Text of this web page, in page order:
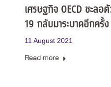
เศรษฐกิจ OECD ชะลอ
19 กลับมาระบาดอีกครั้ง
11 August 2021
Read more